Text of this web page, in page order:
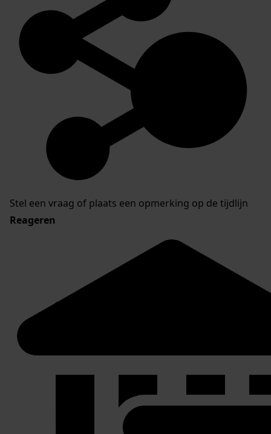
Stel een vraag of plaats een opmerking op de tijdlijn
Reageren